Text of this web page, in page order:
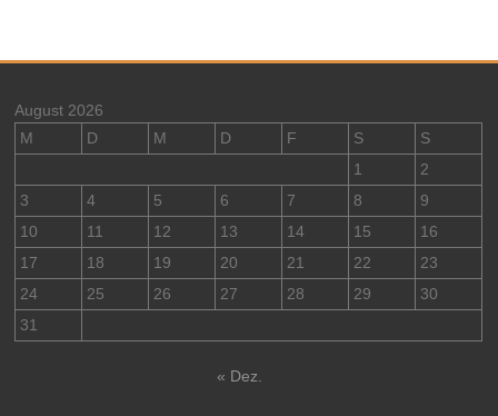
August 2026
M
D M D F S
S
1
2
3
4 5 6 7 8
9
10
11 12 13 14 15
16
17
18 19 20 21 22
23
24
25 26 27 28 29
30
31
« Dez.